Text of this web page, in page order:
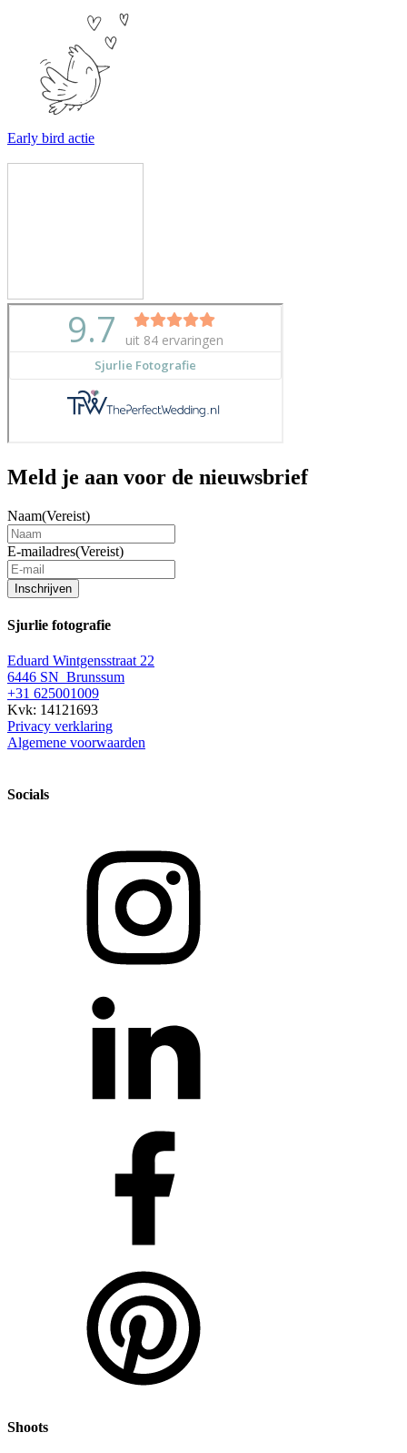
Early bird actie
Meld je aan voor de nieuwsbrief
Naam(Vereist)
E-mailadres(Vereist)
Inschrijven
Sjurlie fotografie
Eduard Wintgensstraat 22
6446 SN Brunssum
+31 625001009
Kvk: 14121693
Privacy verklaring
Algemene voorwaarden
Socials
Shoots